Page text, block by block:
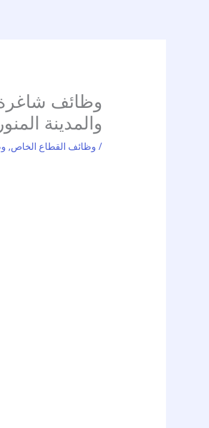
وظائف
والمدينة
/ وظائف القطاع الخاص,